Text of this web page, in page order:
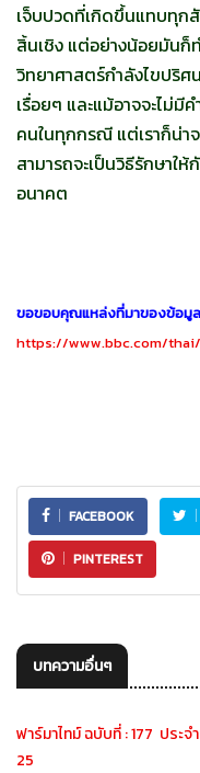
เจ็บปวดที่เกิดขึ้นแทบทุก
สิ้นเชิง แต่อย่างน้อยมันก็
วิทยาศาสตร์กำลังไขปริศ
เรื่อยๆ และแม้อาจจะไม่
คนในทุกกรณี แต่เราก็น่า
สามารถจะเป็นวิธีรักษาใ
อนาคต
ขอขอบคุณแหล่งที่มาของข้อมูล
https://www.bbc.com/
FACEBOOK
PINTEREST
บทความอื่นๆ
ฟาร์มาไทม์ ฉบับที่ : 177 ประ
25